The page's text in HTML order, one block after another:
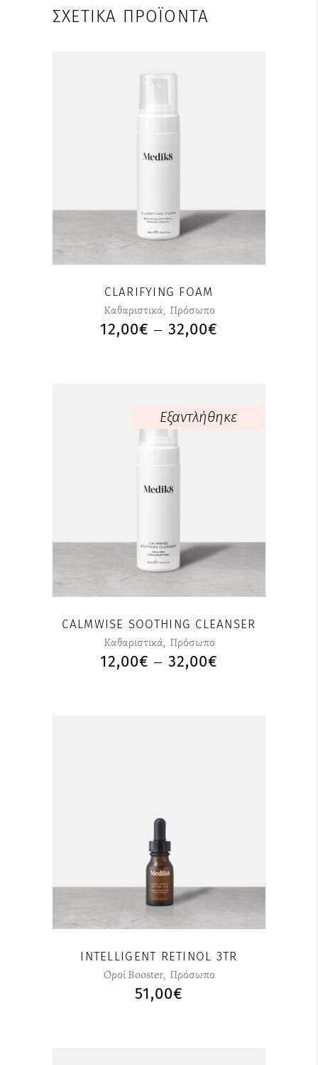
ΣΧΕΤΙΚΆ ΠΡΟΪΌΝΤΑ
CLARIFYING FOAM
Καθαριστικά, Πρόσωπο
12,00€ – 32,00€
Εξαντλήθηκε
CALMWISE SOOTHING CLEANSER
Καθαριστικά, Πρόσωπο
12,00€ – 32,00€
INTELLIGENT RETINOL 3TR
Οροί Booster, Πρόσωπο
51,00€